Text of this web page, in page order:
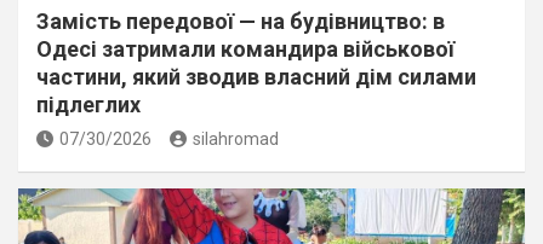
Замість передової — на будівництво: в
Одесі затримали командира військової
частини, який зводив власний дім силами
підлеглих
07/30/2026 silahromad